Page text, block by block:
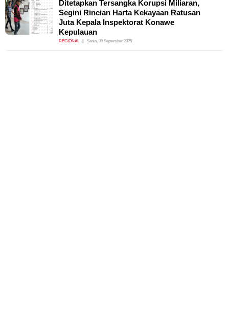
Ditetapkan Tersangka Korupsi Miliaran,
Segini Rincian Harta Kekayaan Ratusan
Juta Kepala Inspektorat Konawe
Kepulauan
REGIONAL Senin, 08 September 2025